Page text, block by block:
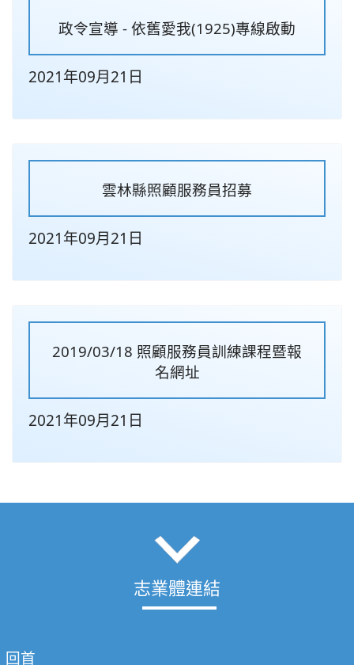
政令宣導 - 依舊愛我(1925)專線啟動
2021年09月21日
雲林縣照顧服務員招募
2021年09月21日
2019/03/18 照顧服務員訓練課程暨報
名網址
2021年09月21日
志業體連結
回首